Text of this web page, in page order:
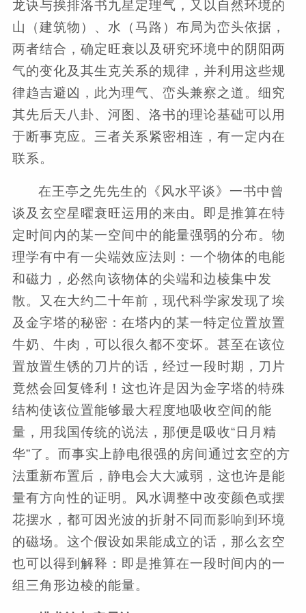
龙诀与挨排洛书九星定理气，又以自然环境的
山（建筑物）、水（马路）布局为峦头依据，
两者结合，确定旺衰以及研究环境中的阴阳两
气的变化及其生克关系的规律，并利用这些规
律趋吉避凶，此为理气、峦头兼察之道。细究
其先后天八卦、河图、洛书的理论基础可以用
于断事克应。三者关系紧密相连，有一定内在
联系。
在王亭之先先生的《风水平谈》一书中曾
谈及玄空星曜衰旺运用的来由。即是推算在特
定时间内的某一空间中的能量强弱的分布。物
理学有中有一尖端效应法则：一个物体的电能
和磁力，必然向该物体的尖端和边棱集中发
散。又在大约二十年前，现代科学家发现了埃
及金字塔的秘密：在塔内的某一特定位置放置
牛奶、牛肉，可以很久都不变坏。甚至在该位
置放置生锈的刀片的话，经过一段时期，刀片
竟然会回复锋利！这也许是因为金字塔的特殊
结构使该位置能够最大程度地吸收空间的能
量，用我国传统的说法，那便是吸收“日月精
华”了。而事实上静电很强的房间通过玄空的方
法重新布置后，静电会大大减弱，这也许是能
量有方向性的证明。风水调整中改变颜色或摆
花摆水，都可因光波的折射不同而影响到环境
的磁场。这个假设如果能成立的话，那么玄空
也可以得到解释：即是推算在一段时间内的一
组三角形边棱的能量。